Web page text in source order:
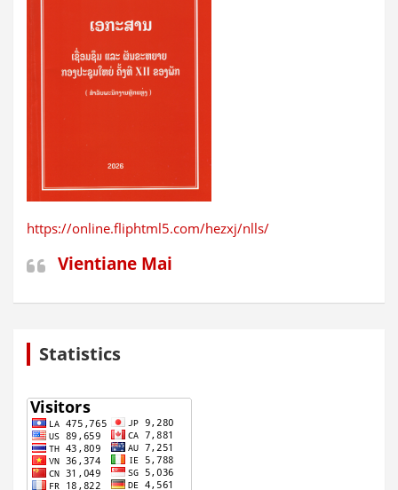
https://online.fliphtml5.com/hezxj/nlls/
Vientiane Mai
Statistics